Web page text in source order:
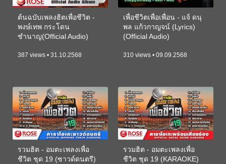
ต้นฉบับเพลงฮิตเพื่อชีวิต -
พงษ์เทพ กระโดน
ชำนาญ(Official Audio)
387 views • 31.10.2568
เพื่อชีวิตเพื่อเพื่อน - แจ้ ดนุ
พล แก้วกาญจน์ (Lyrics)
(Official Audio)
310 views • 09.09.2568
รวมฮิต - อมตะเพลงเพื่อ
ชีวิต ชุด 19 (ซาวด์ดนตรี)
รวมฮิต - อมตะเพลงเพื่อ
ชีวิต ชุด 19 (KARAOKE)